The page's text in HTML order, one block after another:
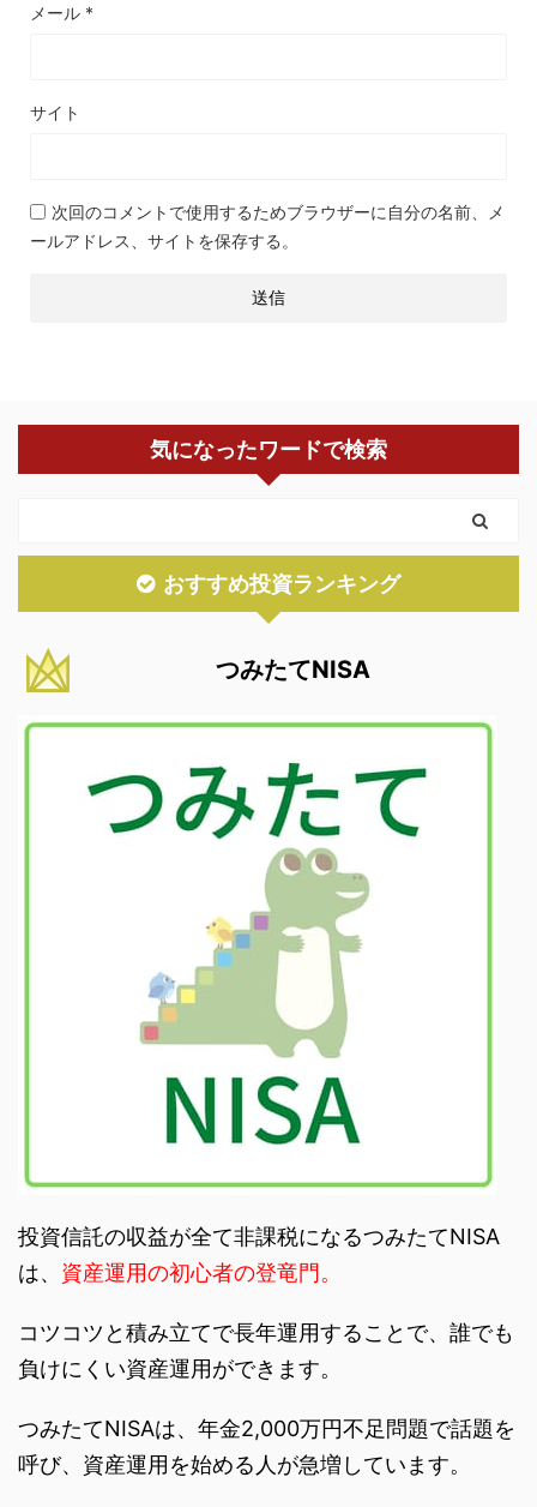
メール *
サイト
次回のコメントで使用するためブラウザーに自分の名前、メ
ールアドレス、サイトを保存する。
気になったワードで検索
おすすめ投資ランキング
つみたてNISA
投資信託の収益が全て非課税になるつみたてNISA
は、 資産運用の初心者の登竜門。
コツコツと積み立てで長年運用することで、誰でも
負けにくい資産運用ができます。
つみたてNISAは、年金2,000万円不足問題で話題を
呼び、資産運用を始める人が急増しています。